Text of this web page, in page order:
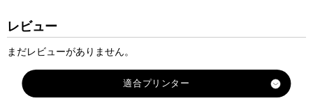
レビュー
まだレビューがありません。